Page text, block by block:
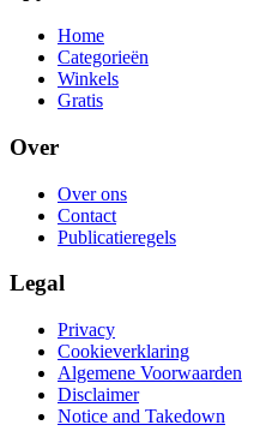
Home
Categorieën
Winkels
Gratis
Over
Over ons
Contact
Publicatieregels
Legal
Privacy
Cookieverklaring
Algemene Voorwaarden
Disclaimer
Notice and Takedown